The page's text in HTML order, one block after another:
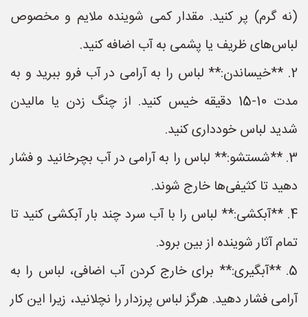
(نه گرم) پر کنید. مقدار کمی شوینده ملایم و مخصوص
لباس‌های ظریف یا پشمی به آب اضافه کنید.
2. **خیساندن:** لباس را به آرامی در آب فرو ببرید و به
مدت 10-15 دقیقه خیس کنید. از چنگ زدن یا مالیدن
شدید لباس خودداری کنید.
3. **شستشو:** لباس را به آرامی در آب بچرخانید و فشار
دهید تا کثیفی‌ها خارج شوند.
4. **آبکشی:** لباس را با آب سرد چند بار آبکشی کنید تا
تمام آثار شوینده از بین برود.
5. **آبگیری:** برای خارج کردن آب اضافی، لباس را به
آرامی فشار دهید. هرگز لباس پرزدار را نچلانید، زیرا این کار